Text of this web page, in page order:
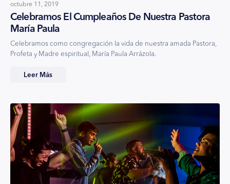
octubre 11, 2019
Celebramos El Cumpleaños De Nuestra Pastora
María Paula
Celebramos como congregación la vida de nuestra amada Pastora,
Profeta y Madre espiritual, María Paula Arrázola.
Leer Más